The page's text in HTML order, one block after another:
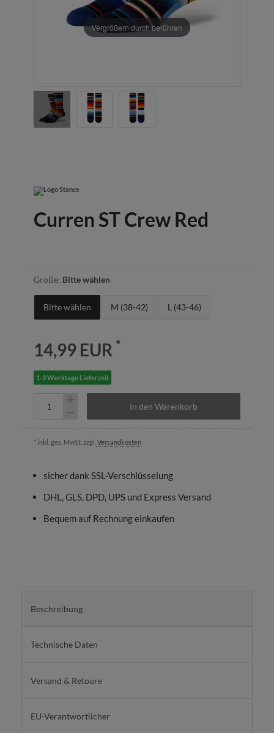
Vergrößern durch berühren
Curren ST Crew Red
Größe: Bitte wählen
Bitte wählen M (38-42) L (43-46)
14,99 EUR *
1-3 Werktage Lieferzeit
In den Warenkorb
* inkl. ges. MwSt. zzgl. Versandkosten
sicher dank SSL-Verschlüsselung
DHL, GLS, DPD, UPS und Express Versand
Bequem auf Rechnung einkaufen
Beschreibung
Technische Daten
Versand & Retoure
EU-Verantwortlicher